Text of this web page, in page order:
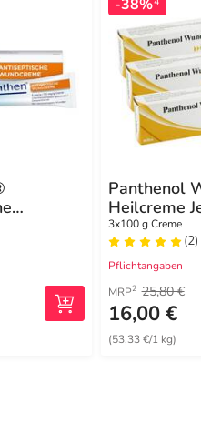
-38%
Panthenol
Heilcreme
3x100 g Creme
(2)
Pflichtangaben
MRP2 25,80 €
16,00 €
(53,33 €/1 kg)